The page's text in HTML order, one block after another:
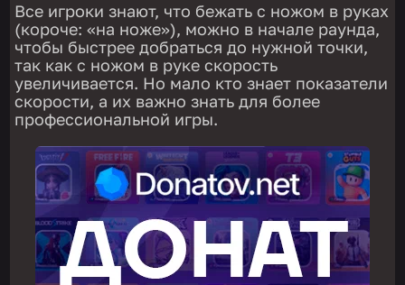
Все игроки знают, что бежать с ножом в руках
(короче: «на ноже»), можно в начале раунда,
чтобы быстрее добраться до нужной точки,
так как с ножом в руке скорость
увеличивается. Но мало кто знает показатели
скорости, а их важно знать для более
профессиональной игры.